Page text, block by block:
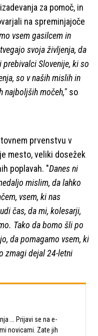
za pomoč, in
na spreminjajoče
vsem gasilcem in
svoja življenja, da
Slovenije, ki so
so v naših mislih in
najboljših močeh," so
prvenstvu v
mesto, veliki dosežek
poplavah. "Danes ni
mislim, da lahko
vsem, ki nas
čas, da mi, kolesarji,
Tako da bomo šli po
da pomagamo vsem, ki
zmagi dejal 24-letni
... Prijavi se na e-
novicami. Zate jih